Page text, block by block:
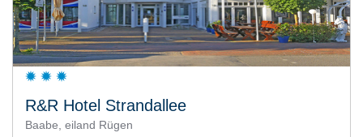
R&R Hotel Strandallee
Baabe, eiland Rügen